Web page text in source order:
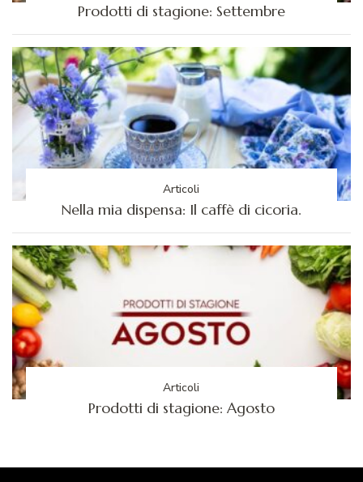
Prodotti di stagione: Settembre
Articoli
Nella mia dispensa: Il caffè di cicoria.
Articoli
Prodotti di stagione: Agosto